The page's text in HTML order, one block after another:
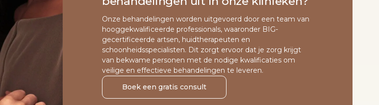
Onze behandelingen worden uitgevoerd door een team van
hooggekwalificeerde professionals, waaronder BIG-
gecertificeerde artsen, huidtherapeuten en
schoonheidsspecialisten. Dit zorgt ervoor dat je zorg krijgt
van bekwame personen met de nodige kwalificaties om
veilige en effectieve behandelingen te leveren.
Boek een gratis consult